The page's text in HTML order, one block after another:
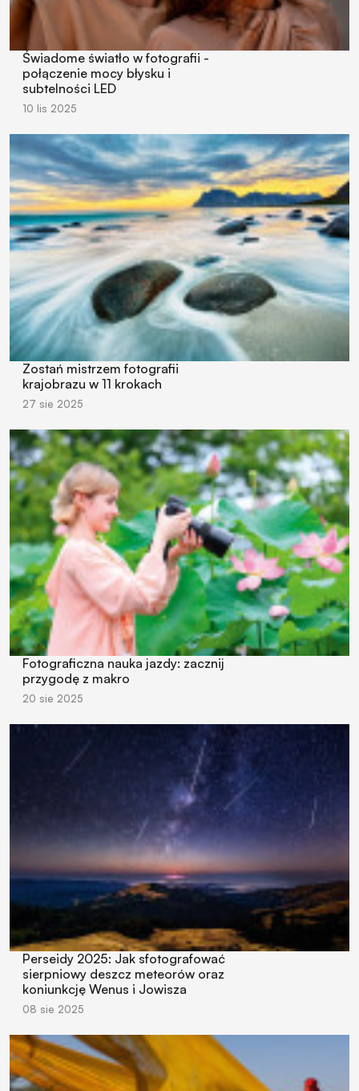
Świadome światło w fotografii -
połączenie mocy błysku i
subtelności LED
10 lis 2025
Zostań mistrzem fotografii
krajobrazu w 11 krokach
27 sie 2025
Fotograficzna nauka jazdy: zacznij
przygodę z makro
20 sie 2025
Perseidy 2025: Jak sfotografować
sierpniowy deszcz meteorów oraz
koniunkcję Wenus i Jowisza
08 sie 2025